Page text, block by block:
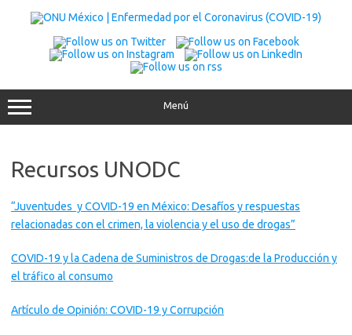
contenido
Menú
Recursos UNODC
“Juventudes y COVID-19 en México: Desafíos y respuestas
relacionadas con el crimen, la violencia y el uso de drogas”
COVID-19 y la Cadena de Suministros de Drogas:de la Producción y
el tráfico al consumo
Artículo de Opinión: COVID-19 y Corrupción